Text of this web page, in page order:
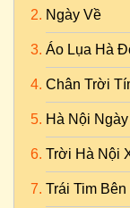
Ngày Về
Áo Lụa Hà
Chân Trời
Hà Nội
Trời Hà Nội
Trái Tim Bên